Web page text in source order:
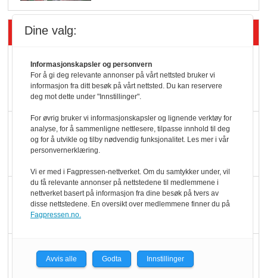
Siste artikler - Økologisk
Kolonihagens norske
yoghurt: Trues av
melkemangel
Marit Kolby vant
Økologisk Norge sin
Blir enklere å velge
økologisk i butikkhylla
Kolonihagen sliter
med å få tak i nok melk
Dine valg:
Informasjonskapsler og personvern
For å gi deg relevante annonser på vårt nettsted bruker vi
informasjon fra ditt besøk på vårt nettsted. Du kan reservere
deg mot dette under "Innstillinger".
For øvrig bruker vi informasjonskapsler og lignende verktøy for
analyse, for å sammenligne nettlesere, tilpasse innhold til deg
og for å utvikle og tilby nødvendig funksjonalitet. Les mer i vår
personvernerklæring.
Vi er med i Fagpressen-nettverket. Om du samtykker under, vil
du få relevante annonser på nettstedene til medlemmene i
nettverket basert på informasjon fra dine besøk på tvers av
disse nettstedene. En oversikt over medlemmene finner du på
Fagpressen.no.
Avvis alle Godta Innstillinger